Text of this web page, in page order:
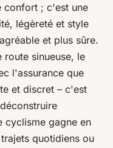
confort ; c'est une
légèreté et style
et plus sûre.
route sinueuse, le
l'assurance que
et discret – c'est
cyclisme gagne en
quotidiens ou